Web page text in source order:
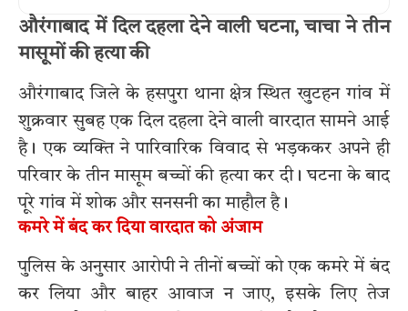
औरंगाबाद में दिल दहला देने वाली घटना, चाचा ने तीन
मासूमों की हत्या की
औरंगाबाद जिले के हसपुरा थाना क्षेत्र स्थित खुटहन गांव में
शुक्रवार सुबह एक दिल दहला देने वाली वारदात सामने आई
है। एक व्यक्ति ने पारिवारिक विवाद से भड़ककर अपने ही
परिवार के तीन मासूम बच्चों की हत्या कर दी। घटना के बाद
पूरे गांव में शोक और सनसनी का माहौल है।
कमरे में बंद कर दिया वारदात को अंजाम
पुलिस के अनुसार आरोपी ने तीनों बच्चों को एक कमरे में बंद
कर लिया और बाहर आवाज न जाए, इसके लिए तेज